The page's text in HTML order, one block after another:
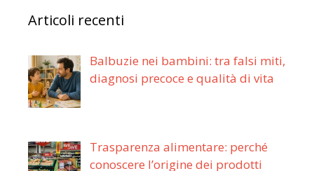
Articoli recenti
Balbuzie nei bambini: tra falsi miti,
diagnosi precoce e qualità di vita
Trasparenza alimentare: perché
conoscere l’origine dei prodotti